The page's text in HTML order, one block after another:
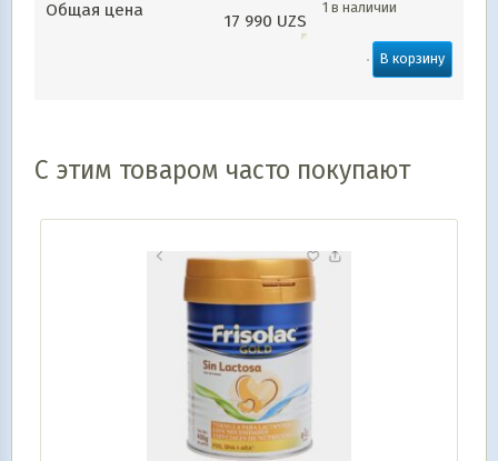
Общая цена
17 990 UZS
1 в наличии
В корзину
С этим товаром часто покупают